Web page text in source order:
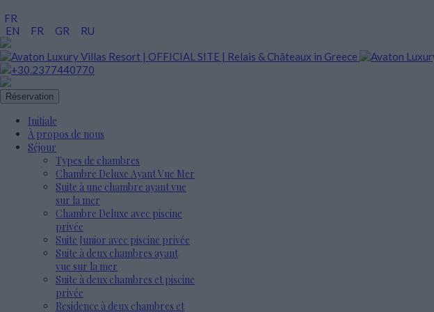
FR
EN
FR GR RU
+30.2377440770
Réservation
Initiale
À propos de nous
Séjour
Types de chambres
Chambre Deluxe Ayant Vue Mer
Suite à une chambre ayant vue
sur la mer
Chambre Deluxe avec piscine
privée
Suite Junior avec piscine privée
Suite à deux chambres ayant
vue sur la mer
Suite à deux chambres et piscine
privée
Residence à deux chambres et